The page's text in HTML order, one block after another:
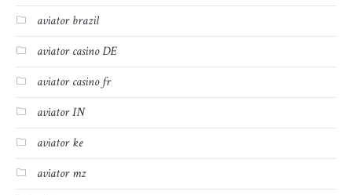
aviator brazil
aviator casino DE
aviator casino fr
aviator IN
aviator ke
aviator mz